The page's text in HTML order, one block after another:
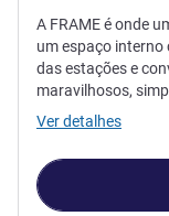
A FRAME é onde
um espaço interno
das estações e
maravilhosos,
Ver detalhes